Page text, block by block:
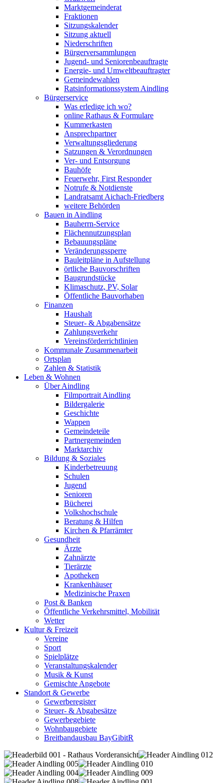
Marktgemeinderat
Fraktionen
Sitzungskalender
Sitzung aktuell
Niederschriften
Bürgerversammlungen
Jugend- und Seniorenbeauftragte
Energie- und Umweltbeauftragter
Gemeindewahlen
Ratsinformationssystem Aindling
Bürgerservice
Was erledige ich wo?
online Rathaus & Formulare
Kummerkasten
Ansprechpartner
Verwaltungsgliederung
Satzungen & Verordnungen
Ver- und Entsorgung
Bauhöfe
Feuerwehr, First Responder
Notrufe & Notdienste
Landratsamt Aichach-Friedberg
weitere Behörden
Bauen in Aindling
Bauherrn-Service
Flächennutzungsplan
Bebauungspläne
Veränderungssperre
Bauleitpläne in Aufstellung
örtliche Bauvorschriften
Baugrundstücke
Klimaschutz, PV, Solar
Öffentliche Bauvorhaben
Finanzen
Haushalt
Steuer- & Abgabensätze
Zahlungsverkehr
Vereinsförderrichtlinien
Kommunale Zusammenarbeit
Ortsplan
Zahlen & Statistik
Leben & Wohnen
Über Aindling
Filmportrait Aindling
Bildergalerie
Geschichte
Wappen
Gemeindeteile
Partnergemeinden
Marktarchiv
Bildung & Soziales
Kinderbetreuung
Schulen
Jugend
Senioren
Bücherei
Volkshochschule
Beratung & Hilfen
Kirchen & Pfarrämter
Gesundheit
Ärzte
Zahnärzte
Tierärzte
Apotheken
Krankenhäuser
Medizinische Praxen
Post & Banken
Öffentliche Verkehrsmittel, Mobilität
Wetter
Kultur & Freizeit
Vereine
Sport
Spielplätze
Veranstaltungskalender
Musik & Kunst
Gemischte Angebote
Standort & Gewerbe
Gewerberegister
Steuer- & Abgabesätze
Gewerbegebiete
Wohnbaugebiete
Breitbandausbau BayGibitR